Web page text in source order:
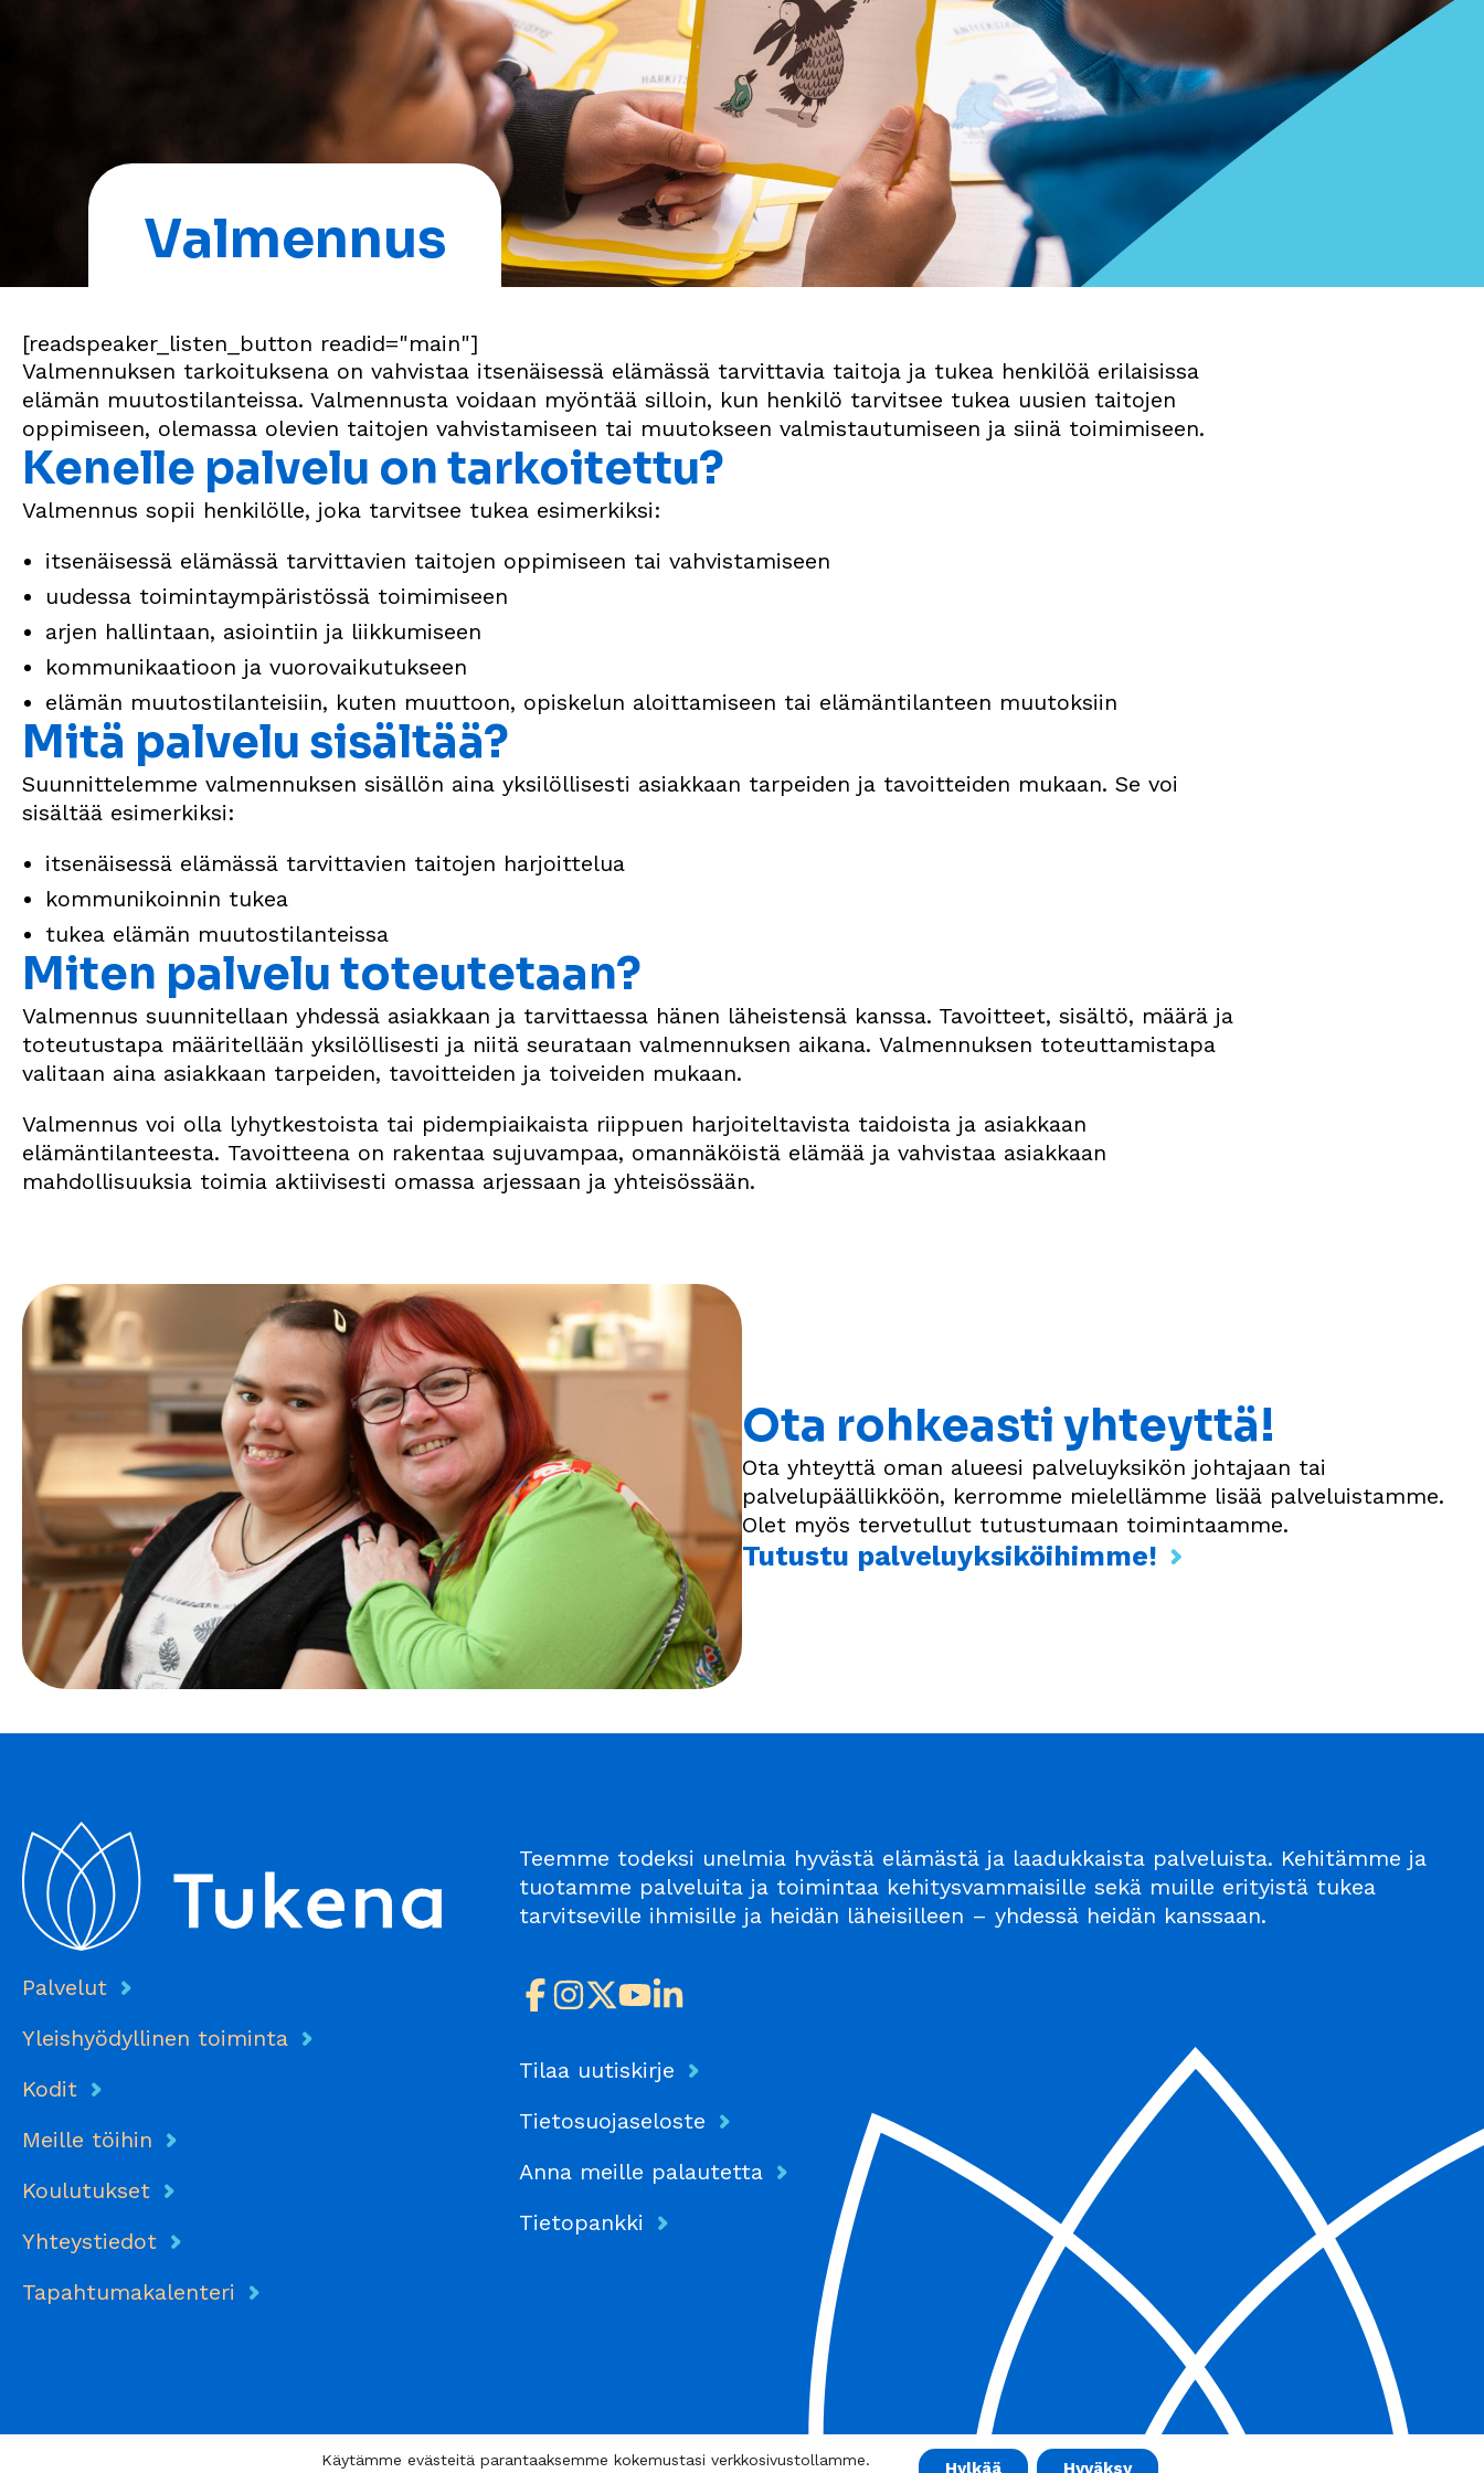
Valmennus
[readspeaker_listen_button readid="main"]
Valmennuksen tarkoituksena on vahvistaa itsenäisessä elämässä tarvittavia taitoja ja tukea henkilöä erilaisissa
elämän muutostilanteissa. Valmennusta voidaan myöntää silloin, kun henkilö tarvitsee tukea uusien taitojen
oppimiseen, olemassa olevien taitojen vahvistamiseen tai muutokseen valmistautumiseen ja siinä toimimiseen.
Kenelle palvelu on tarkoitettu?
Valmennus sopii henkilölle, joka tarvitsee tukea esimerkiksi:
itsenäisessä elämässä tarvittavien taitojen oppimiseen tai vahvistamiseen
uudessa toimintaympäristössä toimimiseen
arjen hallintaan, asiointiin ja liikkumiseen
kommunikaatioon ja vuorovaikutukseen
elämän muutostilanteisiin, kuten muuttoon, opiskelun aloittamiseen tai elämäntilanteen muutoksiin
Mitä palvelu sisältää?
Suunnittelemme valmennuksen sisällön aina yksilöllisesti asiakkaan tarpeiden ja tavoitteiden mukaan. Se voi
sisältää esimerkiksi:
itsenäisessä elämässä tarvittavien taitojen harjoittelua
kommunikoinnin tukea
tukea elämän muutostilanteissa
Miten palvelu toteutetaan?
Valmennus suunnitellaan yhdessä asiakkaan ja tarvittaessa hänen läheistensä kanssa. Tavoitteet, sisältö, määrä ja
toteutustapa määritellään yksilöllisesti ja niitä seurataan valmennuksen aikana. Valmennuksen toteuttamistapa
valitaan aina asiakkaan tarpeiden, tavoitteiden ja toiveiden mukaan.
Valmennus voi olla lyhytkestoista tai pidempiaikaista riippuen harjoiteltavista taidoista ja asiakkaan
elämäntilanteesta. Tavoitteena on rakentaa sujuvampaa, omannäköistä elämää ja vahvistaa asiakkaan
mahdollisuuksia toimia aktiivisesti omassa arjessaan ja yhteisössään.
Ota rohkeasti yhteyttä!
Ota yhteyttä oman alueesi palveluyksikön johtajaan tai
palvelupäällikköön, kerromme mielellämme lisää palveluistamme.
Olet myös tervetullut tutustumaan toimintaamme.
Tutustu palveluyksiköihimme!
Teemme todeksi unelmia hyvästä elämästä ja laadukkaista palveluista. Kehitämme ja
tuotamme palveluita ja toimintaa kehitysvammaisille sekä muille erityistä tukea
tarvitseville ihmisille ja heidän läheisilleen – yhdessä heidän kanssaan.
Palvelut
Yleishyödyllinen toiminta
Kodit
Meille töihin
Koulutukset
Yhteystiedot
Tapahtumakalenteri
Tilaa uutiskirje
Tietosuojaseloste
Anna meille palautetta
Tietopankki
Käytämme evästeitä parantaaksemme kokemustasi verkkosivustollamme.